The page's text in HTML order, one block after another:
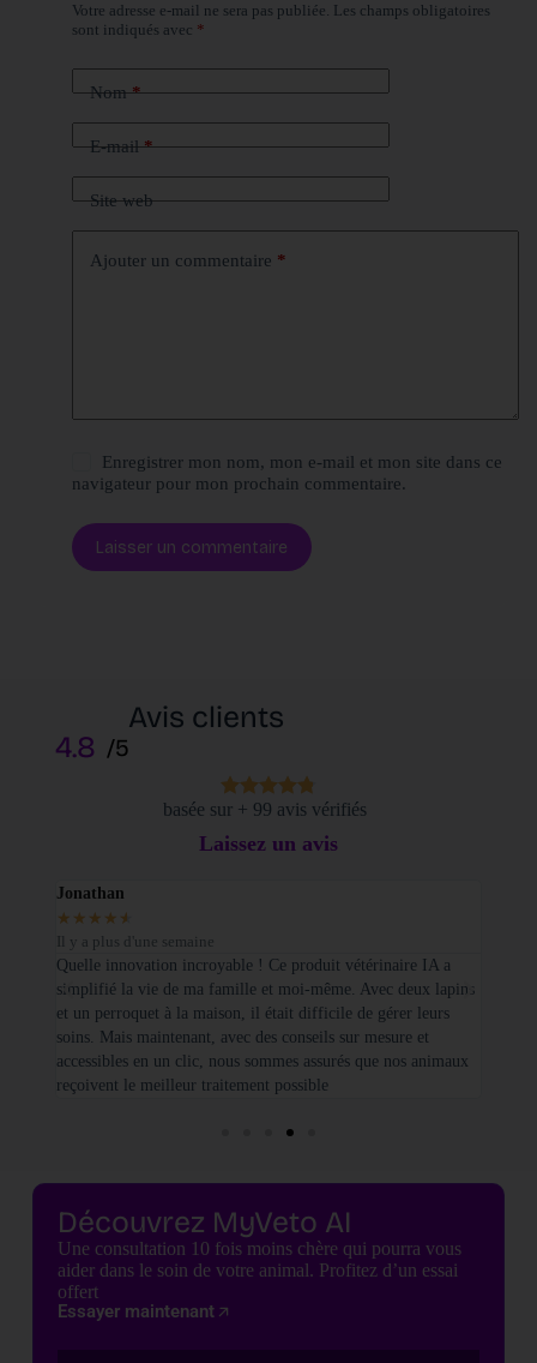
Votre adresse e-mail ne sera pas publiée. Les champs obligatoires
sont indiqués avec *
Nom*
E-mail*
Site web
Ajouter un commentaire *
Enregistrer mon nom, mon e-mail et mon site dans ce
navigateur pour mon prochain commentaire.
Laisser un commentaire
Avis clients
4.8 /5
basée sur + 99 avis vérifiés
Laissez un avis
Jonathan
★ ★ ★ ★ ★
Il y a plus d'une semaine
Quelle innovation incroyable ! Ce produit vétérinaire IA a
simplifié la vie de ma famille et moi-même. Avec deux lapins
et un perroquet à la maison, il était difficile de gérer leurs
soins. Mais maintenant, avec des conseils sur mesure et
accessibles en un clic, nous sommes assurés que nos animaux
reçoivent le meilleur traitement possible
Découvrez MyVeto AI
Une consultation 10 fois moins chère qui pourra vous
aider dans le soin de votre animal. Profitez d’un essai
offert
Essayer maintenant